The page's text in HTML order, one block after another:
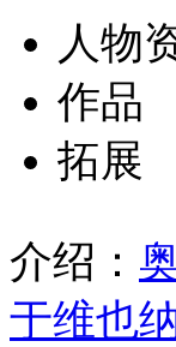
人物
作品
拓展
介绍：
于维也